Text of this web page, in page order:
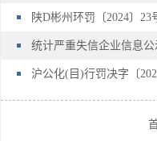
陕D彬州环罚〔2024〕
统计严重失信企业信息
沪公化(目)行罚决字〔